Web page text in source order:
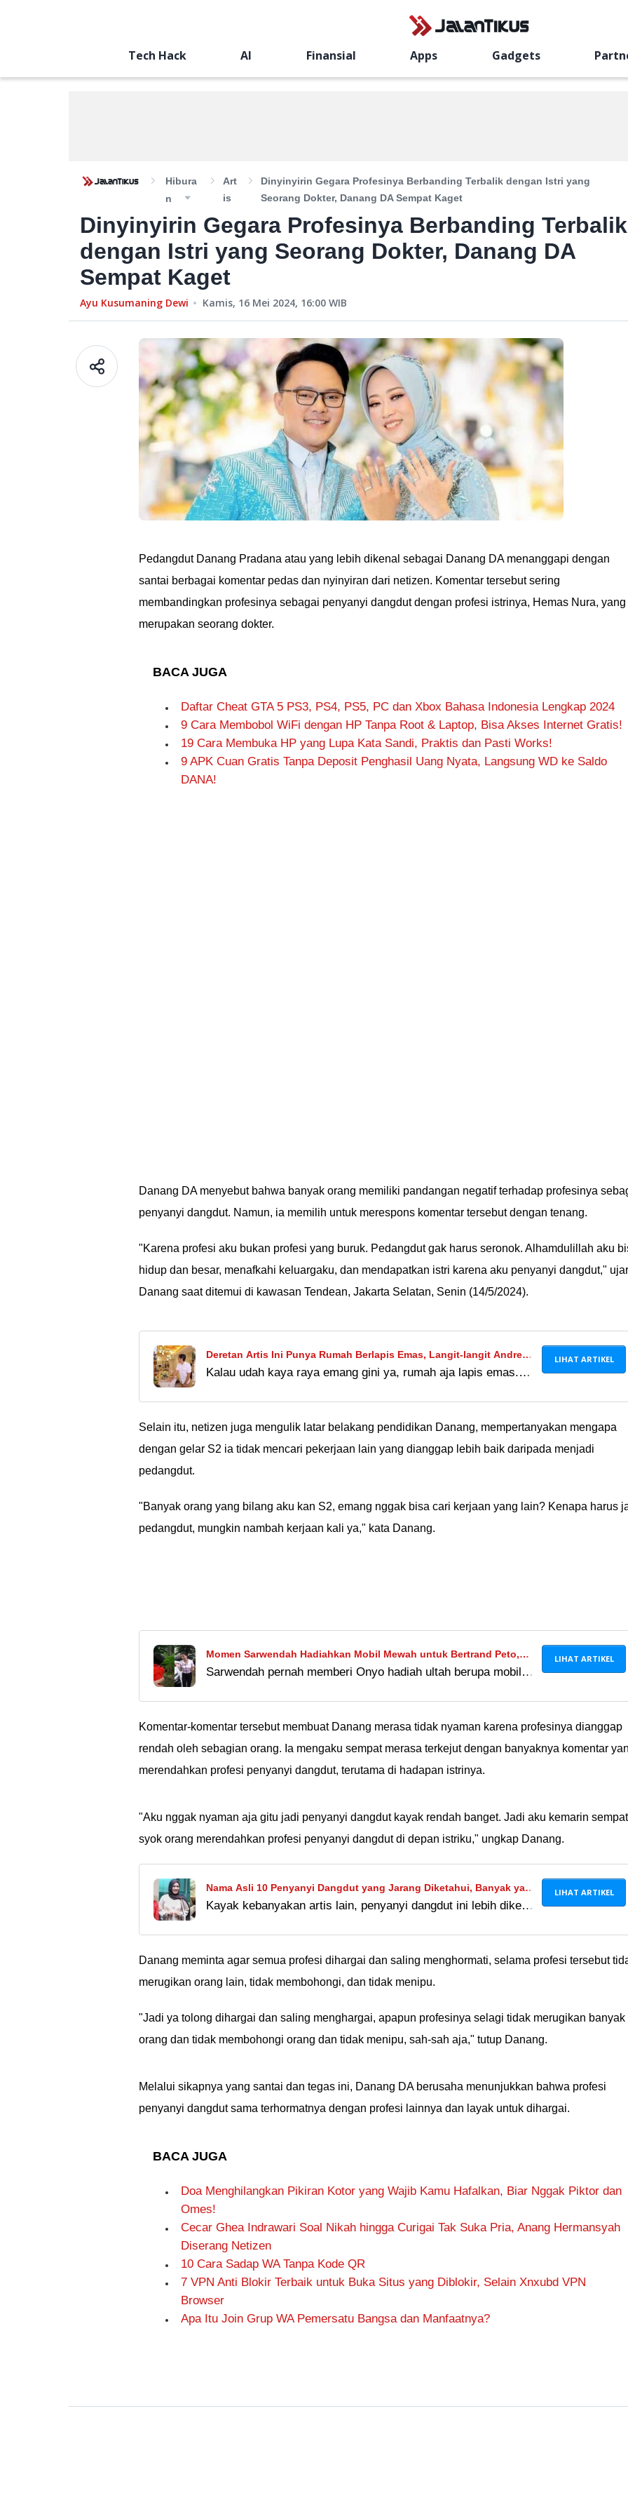
Tech Hack AI Finansial Apps Gadgets
Hibura
N
Art
Is
Dinyinyirin Gegara Profesinya Berbanding Terbalik dengan Istri yang
Seorang Dokter, Danang DA Sempat Kaget
Dinyinyirin Gegara Profesinya Berbanding Terbalik
dengan Istri yang Seorang Dokter, Danang DA
Sempat Kaget
Ayu Kusumaning Dewi Kamis, 16 Mei 2024, 16:00 WIB
Pedangdut Danang Pradana atau yang lebih dikenal sebagai Danang DA menanggapi dengan
santai berbagai komentar pedas dan nyinyiran dari netizen. Komentar tersebut sering
membandingkan profesinya sebagai penyanyi dangdut dengan profesi istrinya, Hemas Nura, yang
merupakan seorang dokter.
BACA JUGA
Daftar Cheat GTA 5 PS3, PS4, PS5, PC dan Xbox Bahasa Indonesia Lengkap 2024
9 Cara Membobol WiFi dengan HP Tanpa Root & Laptop, Bisa Akses Internet Gratis!
19 Cara Membuka HP yang Lupa Kata Sandi, Praktis dan Pasti Works!
9 APK Cuan Gratis Tanpa Deposit Penghasil Uang Nyata, Langsung WD ke Saldo
DANA!
Danang DA menyebut bahwa banyak orang memiliki pandangan negatif terhadap profesinya
penyanyi dangdut. Namun, ia memilih untuk merespons komentar tersebut dengan tenang.
"Karena profesi aku bukan profesi yang buruk. Pedangdut gak harus seronok. Alhamdulillah aku
hidup dan besar, menafkahi keluargaku, dan mendapatkan istri karena aku penyanyi dangdut," ujar
Danang saat ditemui di kawasan Tendean, Jakarta Selatan, Senin (14/5/2024).
Deretan Artis Ini Punya Rumah Berlapis Emas, Langit-langit Andre
Taulany Pakai Emas 22 Karat!
Kalau udah kaya raya emang gini ya, rumah aja lapis emas.
LIHAT ARTIKEL
Selain itu, netizen juga mengulik latar belakang pendidikan Danang, mempertanyakan mengapa
dengan gelar S2 ia tidak mencari pekerjaan lain yang dianggap lebih baik daripada menjadi
pedangdut.
"Banyak orang yang bilang aku kan S2, emang nggak bisa cari kerjaan yang lain? Kenapa harus
pedangdut, mungkin nambah kerjaan kali ya," kata Danang.
Momen Sarwendah Hadiahkan Mobil Mewah untuk Bertrand Peto,
Ekspresi Bengong Ruben Onsu Disorot
Sarwendah pernah memberi Onyo hadiah ultah berupa mobil
LIHAT ARTIKEL
Komentar-komentar tersebut membuat Danang merasa tidak nyaman karena profesinya dianggap
rendah oleh sebagian orang. Ia mengaku sempat merasa terkejut dengan banyaknya komentar
merendahkan profesi penyanyi dangdut, terutama di hadapan istrinya.
"Aku nggak nyaman aja gitu jadi penyanyi dangdut kayak rendah banget. Jadi aku kemarin sempat
syok orang merendahkan profesi penyanyi dangdut di depan istriku," ungkap Danang.
Nama Asli 10 Penyanyi Dangdut yang Jarang Diketahui, Banyak yang
Beda Jauh!
Kayak kebanyakan artis lain, penyanyi dangdut ini lebih dikenal
LIHAT ARTIKEL
Danang meminta agar semua profesi dihargai dan saling menghormati, selama profesi tersebut
merugikan orang lain, tidak membohongi, dan tidak menipu.
"Jadi ya tolong dihargai dan saling menghargai, apapun profesinya selagi tidak merugikan banyak
orang dan tidak membohongi orang dan tidak menipu, sah-sah aja," tutup Danang.
Melalui sikapnya yang santai dan tegas ini, Danang DA berusaha menunjukkan bahwa profesi
penyanyi dangdut sama terhormatnya dengan profesi lainnya dan layak untuk dihargai.
BACA JUGA
Doa Menghilangkan Pikiran Kotor yang Wajib Kamu Hafalkan, Biar Nggak Piktor dan
Omes!
Cecar Ghea Indrawari Soal Nikah hingga Curigai Tak Suka Pria, Anang Hermansyah
Diserang Netizen
10 Cara Sadap WA Tanpa Kode QR
7 VPN Anti Blokir Terbaik untuk Buka Situs yang Diblokir, Selain Xnxubd VPN
Browser
Apa Itu Join Grup WA Pemersatu Bangsa dan Manfaatnya?